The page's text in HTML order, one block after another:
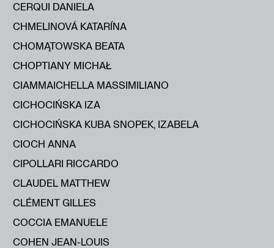
CERQUI DANIELA
CHMELINOVÁ KATARÍNA
CHOMĄTOWSKA BEATA
CHOPTIANY MICHAŁ
CIAMMAICHELLA MASSIMILIANO
CICHOCIŃSKA IZA
CICHOCIŃSKA KUBA SNOPEK, IZABELA
CIOCH ANNA
CIPOLLARI RICCARDO
CLAUDEL MATTHEW
CLÉMENT GILLES
COCCIA EMANUELE
COHEN JEAN-LOUIS